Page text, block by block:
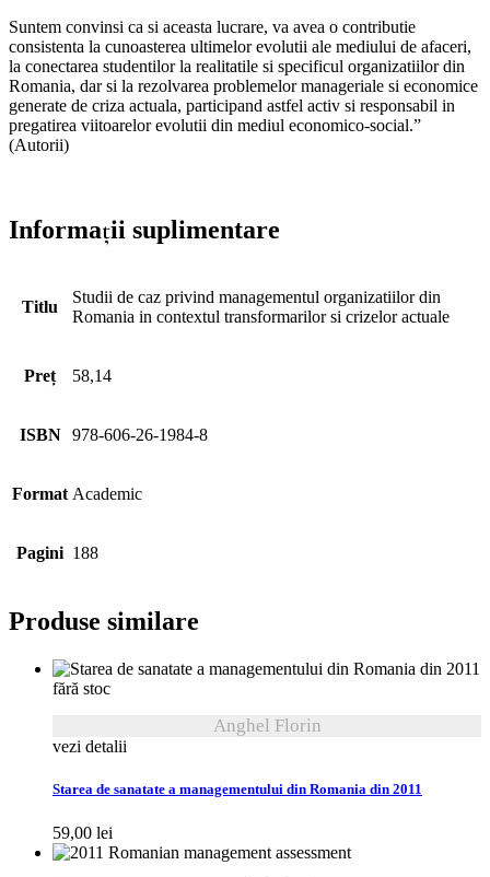
Suntem convinsi ca si aceasta lucrare, va avea o contributie
consistenta la cunoasterea ultimelor evolutii ale mediului de afaceri,
la conectarea studentilor la realitatile si specificul organizatiilor din
Romania, dar si la rezolvarea problemelor manageriale si economice
generate de criza actuala, participand astfel activ si responsabil in
pregatirea viitoarelor evolutii din mediul economico-social.”
(Autorii)
Informații suplimentare
Titlu
Studii de caz privind managementul organizatiilor din
Romania in contextul transformarilor si crizelor actuale
Preț 58,14
ISBN 978-606-26-1984-8
Format Academic
Pagini 188
Produse similare
fără stoc
Anghel Florin
vezi detalii
Starea de sanatate a managementului din Romania din 2011
59,00 lei